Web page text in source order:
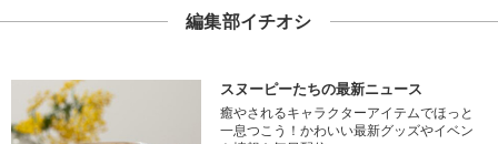
編集部イチオシ
スヌーピーたちの最新ニュース
癒やされるキャラクターアイテムでほっと
一息つこう！かわいい最新グッズやイベン